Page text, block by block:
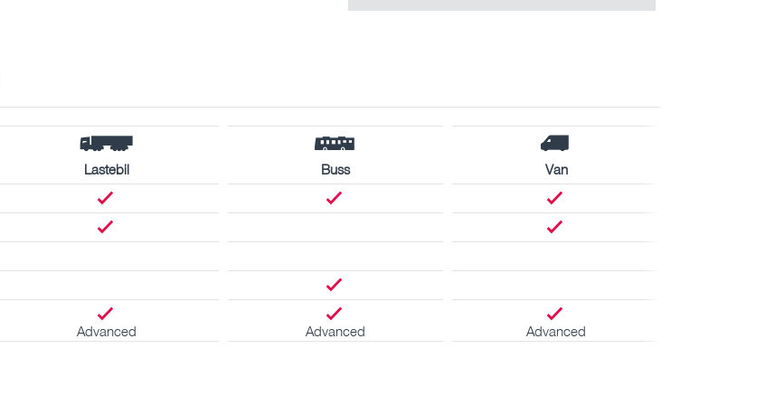
Lastebil Buss
Van
Advanced
Advanced Advanced